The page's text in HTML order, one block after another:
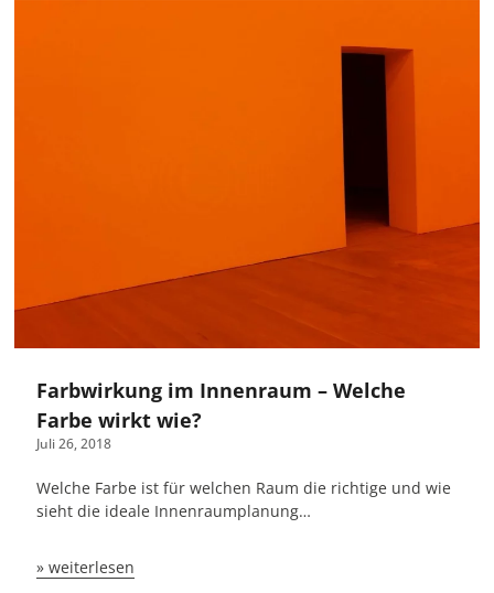
Farbwirkung im Innenraum – Welche
Farbe wirkt wie?
Juli 26, 2018
Welche Farbe ist für welchen Raum die richtige und wie
sieht die ideale Innenraumplanung…
» weiterlesen